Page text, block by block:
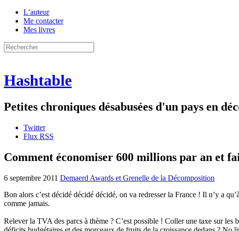
L’auteur
Me contacter
Mes livres
Hashtable
Petites chroniques désabusées d'un pays en
Twitter
Flux RSS
Comment économiser 600 millions par an et
6 septembre 2011 Demaerd Awards et Grenelle de la Décomposition
Bon alors c’est décidé décidé décidé, on va redresser la France ! Il n’y a
comme jamais.
Relever la TVA des parcs à thème ? C’est possible ! Coller une taxe sur